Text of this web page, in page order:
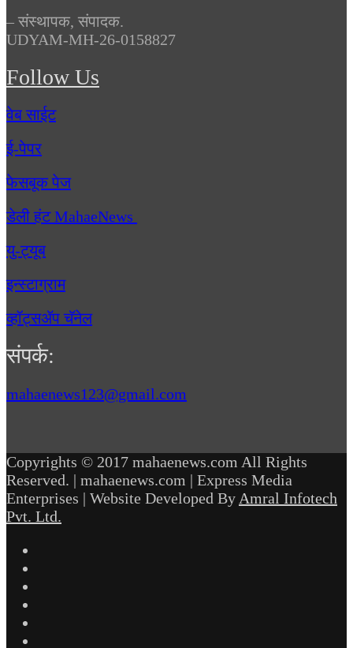
– संस्थापक, संपादक.
UDYAM-MH-26-0158827
Follow Us
वेब साईट
ई-पेपर
फेसबूक पेज
डेली हंट MahaeNews
यु-ट्यूब
इन्स्टाग्राम
व्हॉट्सॲप चॅनेल
संपर्क:
mahaenews123@gmail.com
Copyrights © 2017 mahaenews.com All Rights
Reserved. | mahaenews.com | Express Media
Enterprises | Website Developed By Amral Infotech
Pvt. Ltd.